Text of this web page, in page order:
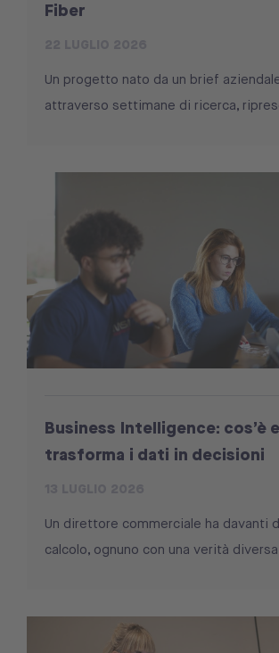
Fiber
Un progetto nato da un brief
attraverso settimane di ricerca,
Business Intelligence: cos’è
trasforma i dati in decisioni
Un direttore commerciale ha davanti
calcolo, ognuno con una verità